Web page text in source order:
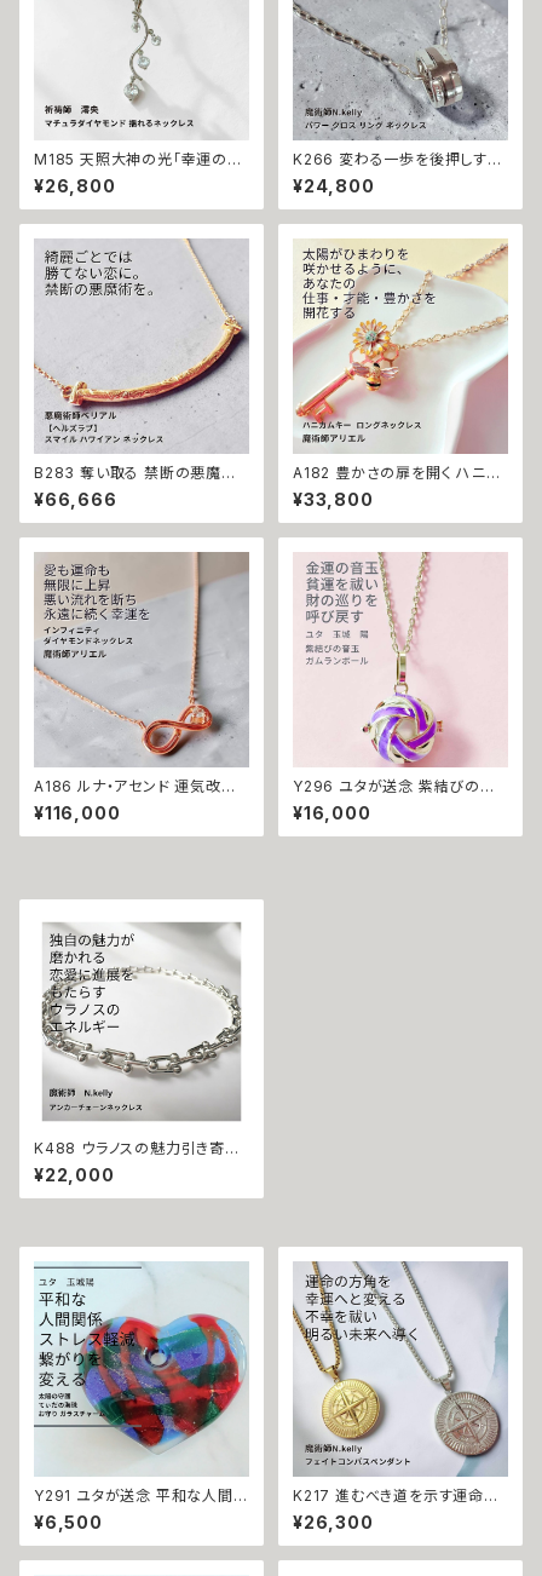
M185 天照大神の光「幸運の連
鎖」運が味方し誰もがあなたを
応援 大開運 成功・金運・良縁 マ
チュラダイヤモンド 揺れるネッ
パワーストーン 天然石 ご利益
お守り 霊感霊視 スピリチュアル
強運 神社 神様
¥26,800
K266 変わる一歩を後押しする
【強力な引き寄せ】アフロディテ
の神秘パワー クロス リング ネ
ックレス｜復縁・片思い成就 N.
結び 魅力アップ エネルギー 魅
力 魔力 魔術 白魔術 願い 叶う
結び 開運 強運 本物 パワースト
ーン お守り 強力 男女兼用
¥24,800
B283 奪い取る 禁断の悪魔術
恋の勝者になれる 縁切り【ヘル
ズラブ】スマイル ハワイアン ネ
ックレス ステンレス 悪魔術師
倫 ライバル 三角関係 ペンダン
ト 強力 排除 略奪愛 成就
¥66,666
A182 豊かさの扉を開く ハニカ
ムキー 太陽開花の仕事運・生業
守護 才能開花 ロングネックレ
ス 魔術師アリエル 魔術 金運 仕
魔術 占い おまじない 成就 お守
り ひまわり 鍵 蜂
¥33,800
A186 ルナ・アセンド 運気改善
永遠の幸運を結ぶ フルムーン魔
術 開運 インフィニティ ダイヤモ
ンド 0.01ct K10 ネックレス 魔
無限 ジュエリー ペンダント パ
¥116,000
Y296 ユタが送念 紫結びの音
玉 財の巡りを呼ぶ 清らかな鈴
の音が貧運を祓う 玉城陽 金運
厄祓い 商売繁盛 開運 ガムラン
¥16,000
K488 ウラノスの魅力引き寄せ
エネルギー アンカーチェーンネ
ックレス 進展を促す恋愛の力
N.Kelly製作 白魔術 魔除け お
¥22,000
Y291 ユタが送念 平和な人間関
係 ストレス軽減 繋がりを変える
太陽の守護 てぃだの海珠 お守
り ガラスチャーム 人間関係 悩
¥6,500
K217 進むべき道を示す運命の
羅針盤「厄除け・開運」不幸の連
鎖を断ち切り幸運の方角へ導く
フェイトコンパス ペンダント N.
¥26,300